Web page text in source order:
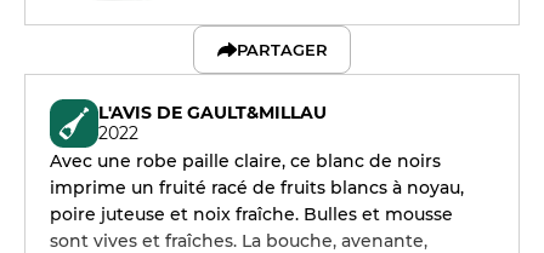
PARTAGER
L'AVIS DE GAULT&MILLAU
2022
Avec une robe paille claire, ce blanc de noirs
imprime un fruité racé de fruits blancs à noyau,
poire juteuse et noix fraîche. Bulles et mousse
sont vives et fraîches. La bouche, avenante,